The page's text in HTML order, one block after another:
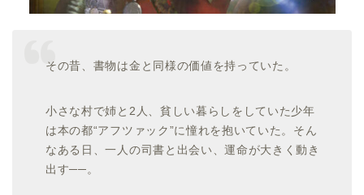
その昔、書物は金と同様の価値を持っていた。
小さな村で姉と2人、貧しい暮らしをしていた少年
は本の都“アフツァック”に憧れを抱いていた。そん
なある日、一人の司書と出会い、運命が大きく動き
出す──。